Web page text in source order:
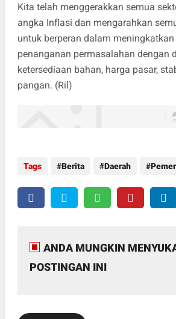
Kita telah menggerakkan semua
angka Inflasi dan mengarahkan
untuk berperan dalam
penanganan permasalahan dengan
ketersediaan bahan, harga pasar,
pangan. (Ril)
Tags Berita Daerah
ANDA MUNGKIN
POSTINGAN INI